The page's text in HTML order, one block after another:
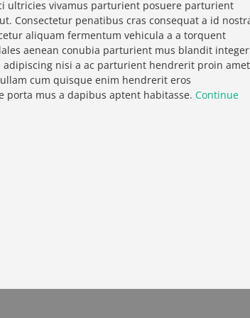
ultricies vivamus parturient posuere parturient
Consectetur penatibus cras consequat a id
aliquam fermentum vehicula a a torquent
aenean conubia parturient mus blandit integer
nisi a ac parturient hendrerit proin amet
cum quisque enim hendrerit eros
porta mus a dapibus aptent habitasse. Continue